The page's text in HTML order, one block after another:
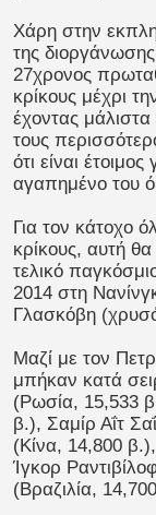
Χάρη στην
της
27χρονος
κρίκους μέχρι
έχοντας
τους
ότι είναι
αγαπημένο του
Για τον κάτοχο
κρίκους, αυτή
τελικό
2014 στη
Γλασκόβη
Μαζί με τον
μπήκαν κατά
(Ρωσία, 15,533
β.), Σαμίρ Αΐτ
(Κίνα, 14,800
Ίγκορ
(Βραζιλία,